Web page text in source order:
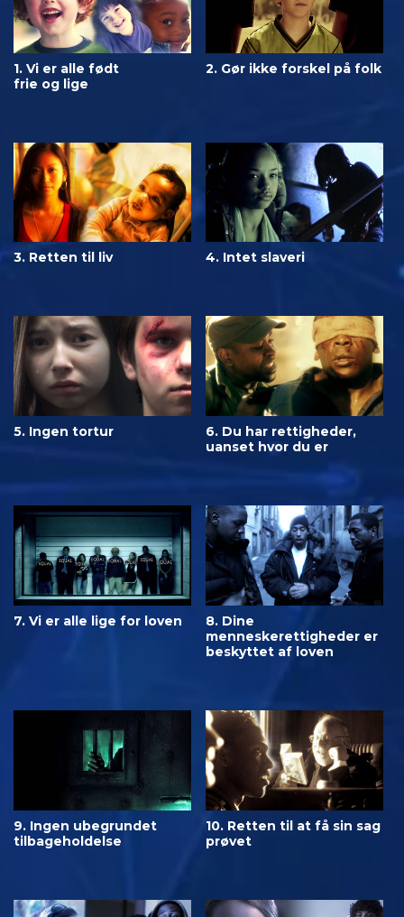
1. Vi er alle født
frie og lige
2. Gør ikke forskel på folk
3. Retten til liv 4. Intet slaveri
5. Ingen tortur
6. Du har rettigheder,
uanset hvor du er
7. Vi er alle lige for loven
8. Dine
menneskerettigheder er
beskyttet af loven
9. Ingen ubegrundet
tilbageholdelse
10. Retten til at få sin sag
prøvet